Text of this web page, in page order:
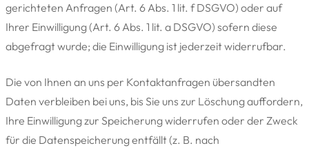
gerichteten Anfragen (Art. 6 Abs. 1 lit. f DSGVO) oder auf
Ihrer Einwilligung (Art. 6 Abs. 1 lit. a DSGVO) sofern diese
abgefragt wurde; die Einwilligung ist jederzeit widerrufbar.
Die von Ihnen an uns per Kontaktanfragen übersandten
Daten verbleiben bei uns, bis Sie uns zur Löschung auffordern,
Ihre Einwilligung zur Speicherung widerrufen oder der Zweck
für die Datenspeicherung entfällt (z. B. nach